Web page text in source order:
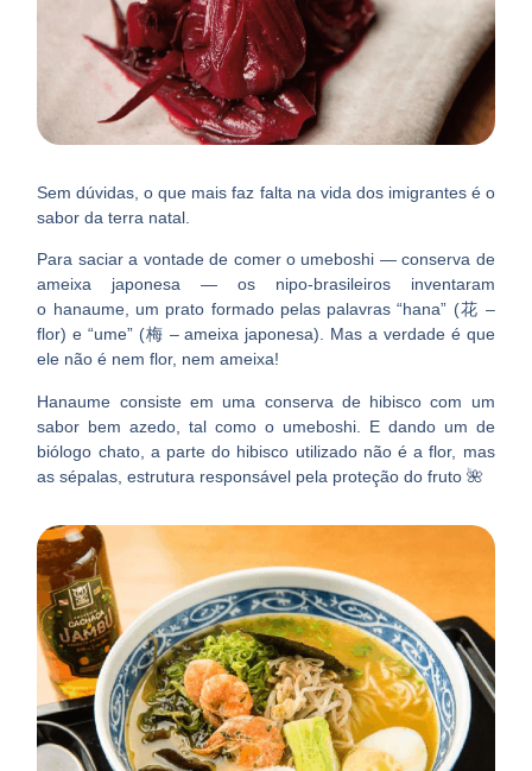
Sem dúvidas, o que mais faz falta na vida dos imigrantes é o
sabor da terra natal.
Para saciar a vontade de comer o umeboshi — conserva de
ameixa japonesa — os nipo-brasileiros inventaram
o hanaume, um prato formado pelas palavras “hana” (花 –
flor) e “ume” (梅 – ameixa japonesa). Mas a verdade é que
ele não é nem flor, nem ameixa!
Hanaume consiste em uma conserva de hibisco com um
sabor bem azedo, tal como o umeboshi. E dando um de
biólogo chato, a parte do hibisco utilizado não é a flor, mas
as sépalas, estrutura responsável pela proteção do fruto 🌺